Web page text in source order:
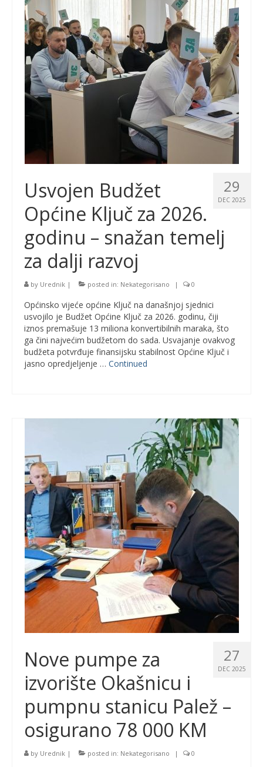
29
DEC 2025
Usvojen Budžet
Općine Ključ za 2026.
godinu – snažan temelj
za dalji razvoj
by Urednik | posted in: Nekategorisano | 0
Općinsko vijeće općine Ključ na današnjoj sjednici
usvojilo je Budžet Općine Ključ za 2026. godinu, čiji
iznos premašuje 13 miliona konvertibilnih maraka, što
ga čini najvećim budžetom do sada. Usvajanje ovakvog
budžeta potvrđuje finansijsku stabilnost Općine Ključ i
jasno opredjeljenje … Continued
27
DEC 2025
Nove pumpe za
izvorište Okašnicu i
pumpnu stanicu Palež –
osigurano 78 000 KM
by Urednik | posted in: Nekategorisano | 0